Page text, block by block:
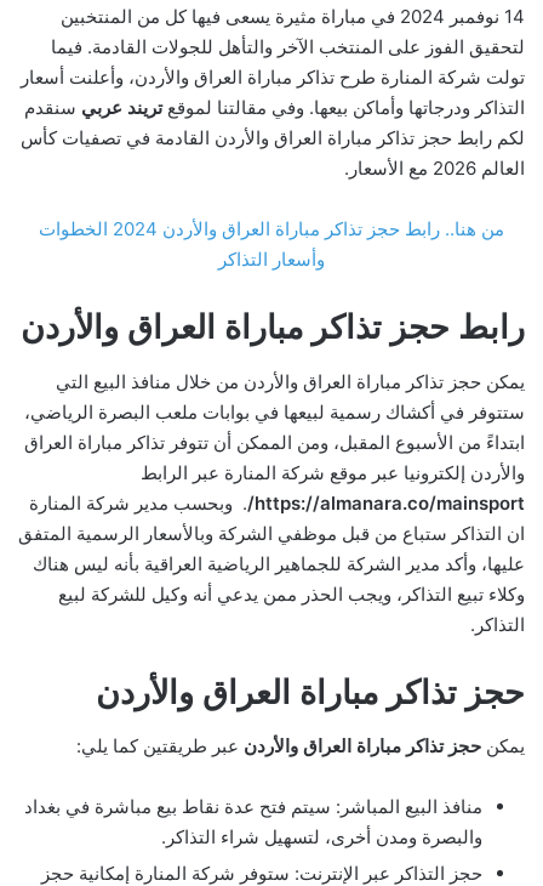
14 نوفمبر 2024 في مباراة مثيرة يسعى فيها كل من المنتخبين
لتحقيق الفوز على المنتخب الآخر والتأهل للجولات القادمة. فيما
تولت شركة المنارة طرح تذاكر مباراة العراق والأردن، وأعلنت أسعار
التذاكر ودرجاتها وأماكن بيعها. وفي مقالتنا لموقعتريند عربي سنقدم
لكم رابط حجز تذاكر مباراة العراق والأردن القادمة في تصفيات كأس
العالم 2026 مع الأسعار.
من هنا.. رابط حجز تذاكر مباراة العراق والأردن 2024 الخطوات
وأسعار التذاكر
رابط حجز تذاكر مباراة العراق والأردن
يمكن حجز تذاكر مباراة العراق والأردن من خلال منافذ البيع التي
ستتوفر في أكشاك رسمية لبيعها في بوابات ملعب البصرة الرياضي،
ابتداءً من الأسبوع المقبل، ومن الممكن أن تتوفر تذاكر مباراة العراق
والأردن إلكترونيا عبر موقع شركة المنارة عبر الرابط
https://almanara.co/mainsport/ . وبحسب مدير شركة المنارة
ان التذاكر ستباع من قبل موظفي الشركة وبالأسعار الرسمية المتفق
عليها، وأكد مدير الشركة للجماهير الرياضية العراقية بأنه ليس هناك
وكلاء تبيع التذاكر، ويجب الحذر ممن يدعي أنه وكيل للشركة لبيع
التذاكر.
حجز تذاكر مباراة العراق والأردن
يمكن حجز تذاكر مباراة العراق والأردن عبر طريقتين كما يلي:
منافذ البيع المباشر: سيتم فتح عدة نقاط بيع مباشرة في بغداد
والبصرة ومدن أخرى، لتسهيل شراء التذاكر.
حجز التذاكر عبر الإنترنت: ستوفر شركة المنارة إمكانية حجز